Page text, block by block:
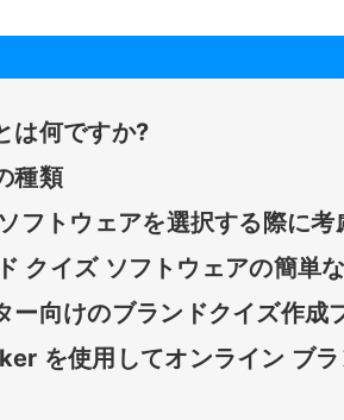
は何ですか?
種類
フトウェアを選択する際に
クイズ ソフトウェアの簡単
ー向けのブランドクイズ作成
を使用してオンライン ブ